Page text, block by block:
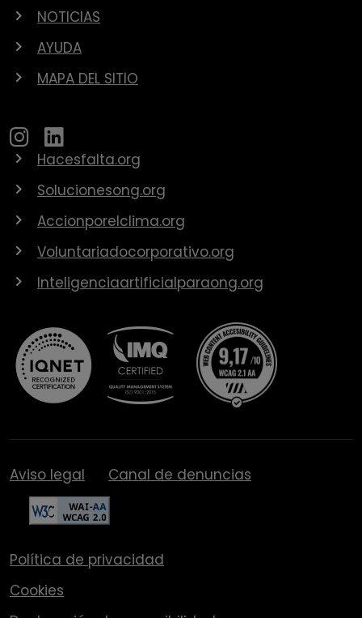
NOTICIAS
AYUDA
MAPA DEL SITIO
Hacesfalta.org
Solucionesong.org
Accionporelclima.org
Voluntariadocorporativo.org
Inteligenciaartificialparaong.org
Aviso legal Canal de denuncias
Política de privacidad
Cookies